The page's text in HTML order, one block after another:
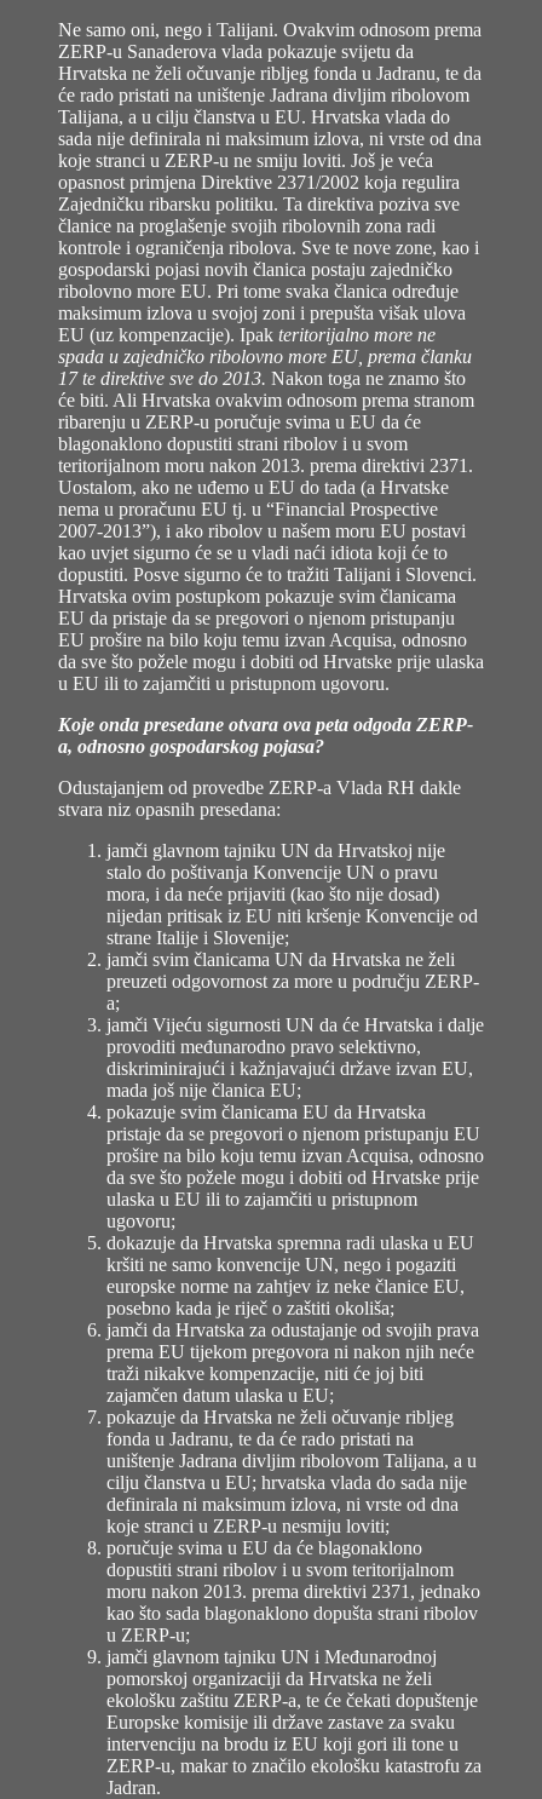
Ne samo oni, nego i Talijani. Ovakvim odnosom prema
ZERP-u Sanaderova vlada pokazuje svijetu da
Hrvatska ne želi očuvanje ribljeg fonda u Jadranu, te da
će rado pristati na uništenje Jadrana divljim ribolovom
Talijana, a u cilju članstva u EU. Hrvatska vlada do
sada nije definirala ni maksimum izlova, ni vrste od dna
koje stranci u ZERP-u ne smiju loviti. Još je veća
opasnost primjena Direktive 2371/2002 koja regulira
Zajedničku ribarsku politiku. Ta direktiva poziva sve
članice na proglašenje svojih ribolovnih zona radi
kontrole i ograničenja ribolova. Sve te nove zone, kao i
gospodarski pojasi novih članica postaju zajedničko
ribolovno more EU. Pri tome svaka članica određuje
maksimum izlova u svojoj zoni i prepušta višak ulova
EU (uz kompenzacije). Ipak teritorijalno more ne
spada u zajedničko ribolovno more EU, prema članku
17 te direktive sve do 2013. Nakon toga ne znamo što
će biti. Ali Hrvatska ovakvim odnosom prema stranom
ribarenju u ZERP-u poručuje svima u EU da će
blagonaklono dopustiti strani ribolov i u svom
teritorijalnom moru nakon 2013. prema direktivi 2371.
Uostalom, ako ne uđemo u EU do tada (a Hrvatske
nema u proračunu EU tj. u “Financial Prospective
2007-2013”), i ako ribolov u našem moru EU postavi
kao uvjet sigurno će se u vladi naći idiota koji će to
dopustiti. Posve sigurno će to tražiti Talijani i Slovenci.
Hrvatska ovim postupkom pokazuje svim članicama
EU da pristaje da se pregovori o njenom pristupanju
EU prošire na bilo koju temu izvan Acquisa, odnosno
da sve što požele mogu i dobiti od Hrvatske prije ulaska
u EU ili to zajamčiti u pristupnom ugovoru.
Koje onda presedane otvara ova peta odgoda ZERP-
a, odnosno gospodarskog pojasa?
Odustajanjem od provedbe ZERP-a Vlada RH dakle
stvara niz opasnih presedana:
jamči glavnom tajniku UN da Hrvatskoj nije
stalo do poštivanja Konvencije UN o pravu
mora, i da neće prijaviti (kao što nije dosad)
nijedan pritisak iz EU niti kršenje Konvencije od
strane Italije i Slovenije;
jamči svim članicama UN da Hrvatska ne želi
preuzeti odgovornost za more u području ZERP-
a;
jamči Vijeću sigurnosti UN da će Hrvatska i dalje
provoditi međunarodno pravo selektivno,
diskriminirajući i kažnjavajući države izvan EU,
mada još nije članica EU;
pokazuje svim članicama EU da Hrvatska
pristaje da se pregovori o njenom pristupanju EU
prošire na bilo koju temu izvan Acquisa, odnosno
da sve što požele mogu i dobiti od Hrvatske prije
ulaska u EU ili to zajamčiti u pristupnom
ugovoru;
dokazuje da Hrvatska spremna radi ulaska u EU
kršiti ne samo konvencije UN, nego i pogaziti
europske norme na zahtjev iz neke članice EU,
posebno kada je riječ o zaštiti okoliša;
jamči da Hrvatska za odustajanje od svojih prava
prema EU tijekom pregovora ni nakon njih neće
traži nikakve kompenzacije, niti će joj biti
zajamčen datum ulaska u EU;
pokazuje da Hrvatska ne želi očuvanje ribljeg
fonda u Jadranu, te da će rado pristati na
uništenje Jadrana divljim ribolovom Talijana, a u
cilju članstva u EU; hrvatska vlada do sada nije
definirala ni maksimum izlova, ni vrste od dna
koje stranci u ZERP-u nesmiju loviti;
poručuje svima u EU da će blagonaklono
dopustiti strani ribolov i u svom teritorijalnom
moru nakon 2013. prema direktivi 2371, jednako
kao što sada blagonaklono dopušta strani ribolov
u ZERP-u;
jamči glavnom tajniku UN i Međunarodnoj
pomorskoj organizaciji da Hrvatska ne želi
ekološku zaštitu ZERP-a, te će čekati dopuštenje
Europske komisije ili države zastave za svaku
intervenciju na brodu iz EU koji gori ili tone u
ZERP-u, makar to značilo ekološku katastrofu za
Jadran.